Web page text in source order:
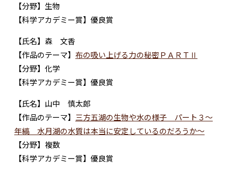
【分野】生物
【科学アカデミー賞】優良賞
【氏名】森 文香
【作品のテーマ】 布の吸い上げる力の秘密ＰＡＲＴⅡ
【分野】化学
【科学アカデミー賞】優良賞
【氏名】山中 慎太郎
【作品のテーマ】 三方五湖の生物や水の様子 パート３～
年縞 水月湖の水質は本当に安定しているのだろうか～
【分野】複数
【科学アカデミー賞】優良賞